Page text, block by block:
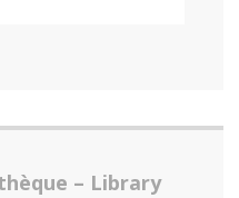
– Library